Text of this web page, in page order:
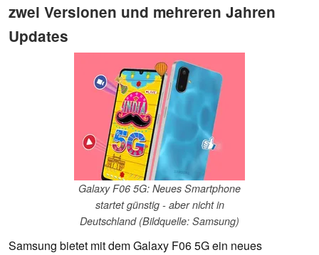
zwei Versionen und mehreren Jahren
Updates
Galaxy F06 5G: Neues Smartphone
startet günstig - aber nicht in
Deutschland (Bildquelle: Samsung)
Samsung bietet mit dem Galaxy F06 5G ein neues